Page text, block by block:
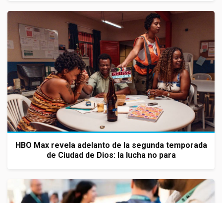
HBO Max revela adelanto de la segunda temporada
de Ciudad de Dios: la lucha no para